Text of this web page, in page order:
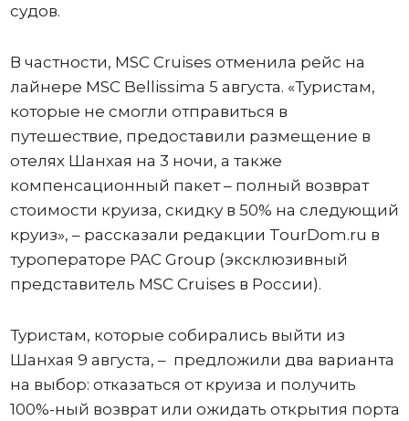
судов.
В частности, MSC Cruises отменила рейс на
лайнере MSC Bellissima 5 августа. «Туристам,
которые не смогли отправиться в
путешествие, предоставили размещение в
отелях Шанхая на 3 ночи, а также
компенсационный пакет – полный возврат
стоимости круиза, скидку в 50% на следующий
круиз», – рассказали редакции TourDom.ru в
туроператоре PAC Group (эксклюзивный
представитель MSC Cruises в России).
Туристам, которые собирались выйти из
Шанхая 9 августа, – предложили два варианта
на выбор: отказаться от круиза и получить
100%-ный возврат или ожидать открытия порта